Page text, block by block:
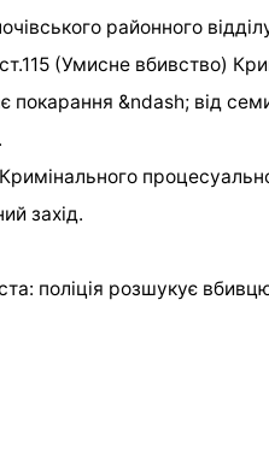
районного
(Умисне вбивство)
покарання &ndash; від
захід.
поліція розшукує